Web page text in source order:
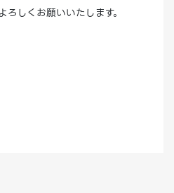
しくお願いいたします。